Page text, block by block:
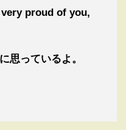
proud of you,
思っているよ。